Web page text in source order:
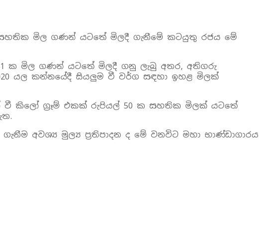
සහතික මිල ගණන් යටතේ මිලදී ගැනීමේ කටයුතු රජය මේ
ක මිල ගණන් යටතේ මිලදී ගනු ලැබු අතර, අතිගරු
යල කන්නයේදී සියලුම වී වර්ග සඳහා ඉහළ මිලක්
කිලෝ ග්‍රෑම් එකක් රුපියල් 50 ක සහතික මිලක් යටතේ
අවශ්‍ය මුල්‍ය ප්‍රතිපාදන ද මේ වනවිට මහා භාණ්ඩාගාරය